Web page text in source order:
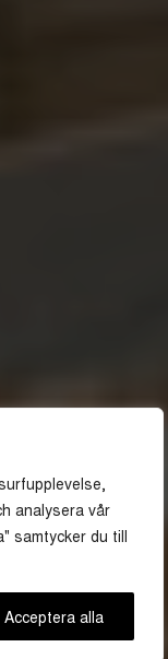
analysera vår
samtycker du till
Acceptera alla
&